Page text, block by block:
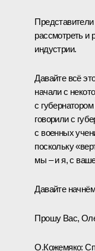
Представители
рассмотреть и
индустрии.
Давайте всё
начали с
с
говорили с
с военных
поскольку
мы – и я, с
Давайте
Прошу Вас,
О.Кожемяко: